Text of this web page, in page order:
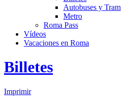
Autobuses y Tram
Metro
Roma Pass
Vídeos
Vacaciones en Roma
Billetes
Imprimir